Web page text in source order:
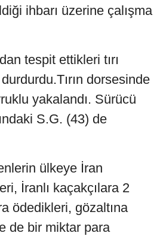
ihbarı üzerine çalışma
tespit ettikleri tırı
dorsesinde
yakalandı. Sürücü
S.G. (43) de
ülkeye İran
İranlı kaçakçılara 2
ödedikleri, gözaltına
de bir miktar para